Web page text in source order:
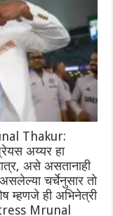
Thakur:
अय्यर हा
असे असतानाही
चर्चेनुसार तो
म्हणजे ही अभिनेत्री
Mrunal